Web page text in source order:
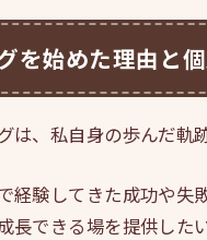
を始めた理由と
は、私自身の歩んだ軌
経験してきた成功や失
長できる場を提供した